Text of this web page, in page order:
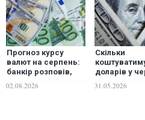
Прогноз курсу
валют на серпень:
банкір розповів,
долара та євро
02.08.2026
Скільки
доларів у
31.05.2026